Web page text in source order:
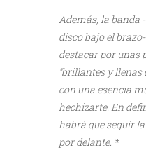
Además, la banda
disco bajo el
destacar por unas
“brillantes y llenas
con una esencia
hechizarte. En
habrá que seguir
por delante. *